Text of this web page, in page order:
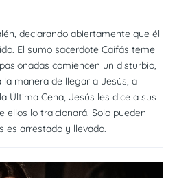
declarando abiertamente que él
El sumo sacerdote Caifás teme
comiencen un disturbio,
la manera de llegar a Jesús, a
Última Cena, Jesús les dice a sus
ellos lo traicionará. Solo pueden
es arrestado y llevado.